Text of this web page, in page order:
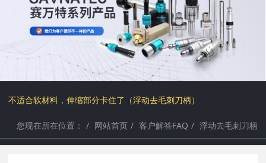
S
e
r
S
e
r
不适合软材料，伸缩部分卡住了（浮动去毛刺刀柄）
您现在所在位置： 网站首页 客户解答FAQ 浮动去毛刺刀柄